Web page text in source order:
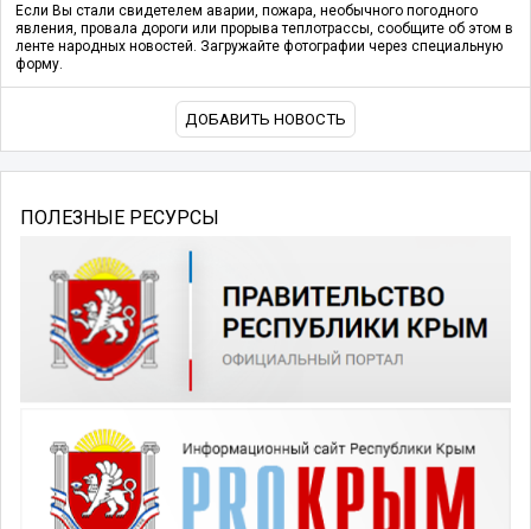
Если Вы стали свидетелем аварии, пожара, необычного погодного
явления, провала дороги или прорыва теплотрассы, сообщите об этом в
ленте народных новостей. Загружайте фотографии через специальную
форму.
ДОБАВИТЬ НОВОСТЬ
ПОЛЕЗНЫЕ РЕСУРСЫ